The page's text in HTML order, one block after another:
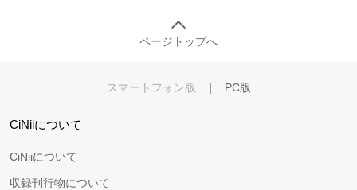
ページトップへ
スマートフォン版 | PC版
CiNiiについて
CiNiiについて
収録刊行物について